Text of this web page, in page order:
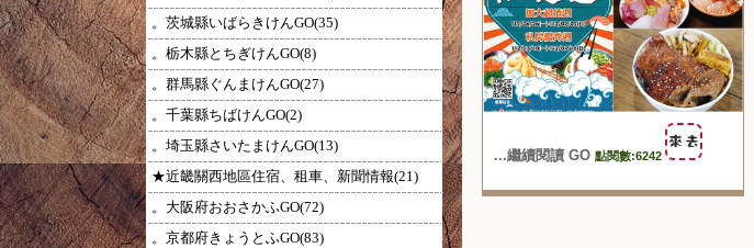
。茨城縣いばらきけんGO(35)
。栃木縣とちぎけんGO(8)
。群馬縣ぐんまけんGO(27)
。千葉縣ちばけんGO(2)
。埼玉縣さいたまけんGO(13)
★近畿關西地區住宿、租車、新聞情報(21)
。大阪府おおさかふGO(72)
。京都府きょうとふGO(83)
...繼續閱讀 GO 點閱數:6242